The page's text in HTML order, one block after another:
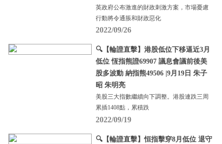
英政府公布激進的財政刺激方案，市場憂慮
行動將令通脹和財政惡化
2022/09/26
🔍【輪證直擊】港股低位下移逼近3月
低位 恆指熊證69907 議息會議前後美
股多波動 納指熊49506 |9月19日 朱子
昭 朱明亮
美股三大指數繼續向下調整。港股連跌三周
累插1408點，累積跌
2022/09/19
🔍【輪證直擊】恒指擊穿8月低位 退守